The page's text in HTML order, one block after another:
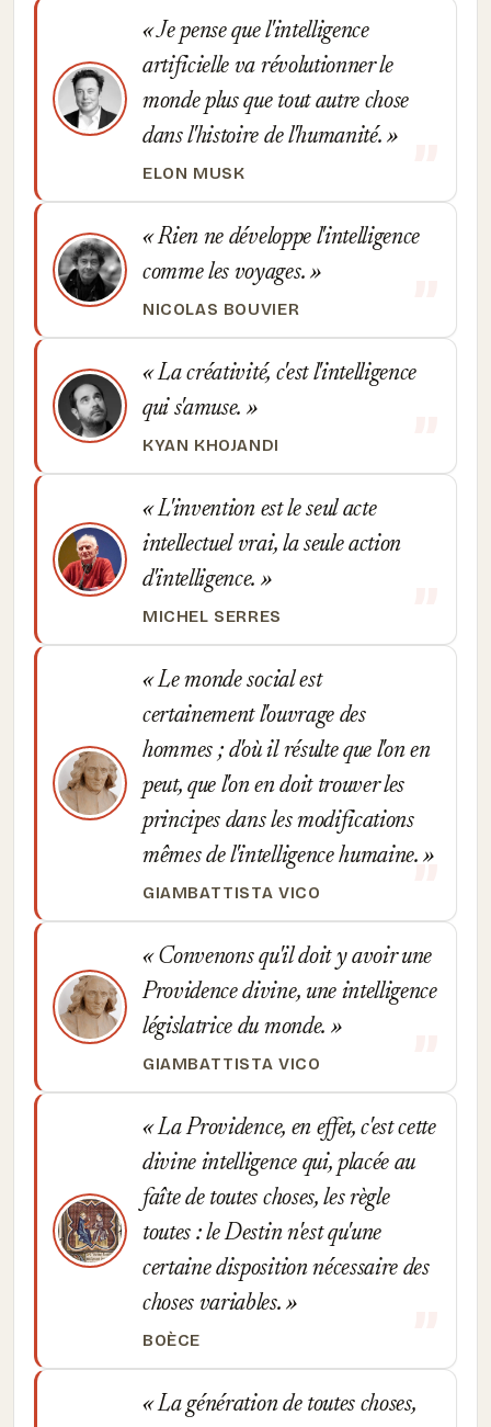
Je pense que l'intelligence
artificielle va révolutionner le
monde plus que tout autre chose
dans l'histoire de l'humanité.
ELON MUSK
Rien ne développe l'intelligence
comme les voyages.
NICOLAS BOUVIER
La créativité, c'est l'intelligence
qui s'amuse.
KYAN KHOJANDI
L'invention est le seul acte
intellectuel vrai, la seule action
d'intelligence.
MICHEL SERRES
Le monde social est
certainement l'ouvrage des
hommes ; d'où il résulte que l'on en
peut, que l'on en doit trouver les
principes dans les modifications
mêmes de l'intelligence humaine.
GIAMBATTISTA VICO
Convenons qu'il doit y avoir une
Providence divine, une intelligence
législatrice du monde.
GIAMBATTISTA VICO
La Providence, en effet, c'est cette
divine intelligence qui, placée au
faîte de toutes choses, les règle
toutes : le Destin n'est qu'une
certaine disposition nécessaire des
choses variables.
BOÈCE
La génération de toutes choses,